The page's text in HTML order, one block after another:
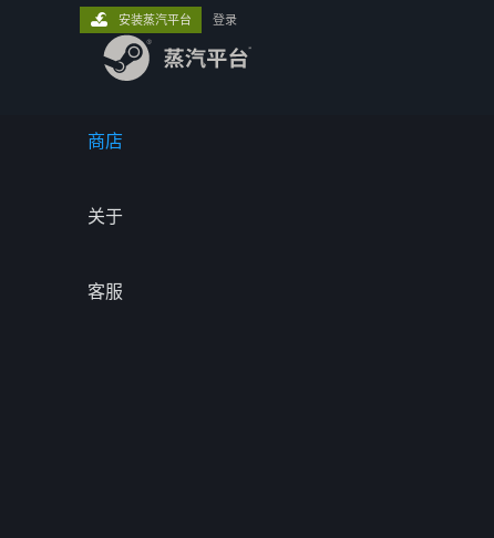
商店
关于
客服
安装蒸汽平台 登录